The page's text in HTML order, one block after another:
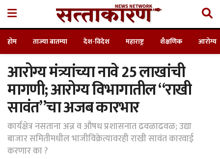
होम ताज्या बातम्या देश-विदेश महाराष्ट्र शैक्षणिक आरोग्य
आरोग्य मंत्र्यांच्या नावे 25 लाखांची
मागणी; आरोग्य विभागातील “राखी
सावंत”चा अजब कारभार
कार्यक्षेत्र नसताना अन्न व औषध प्रशासनात ढवळाढवळ; उद्या
बाजार समितीमधील भाजीविक्रेत्यावरही राखी सावंत कारवाई
करणार का ?